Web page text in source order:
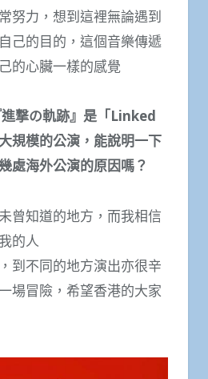
努力，想到這裡無論遇到
己的目的，這個音樂傳遞
的心臟一樣的感覺
撃の軌跡』是「Linked
規模的公演，能說明一下
處海外公演的原因嗎？
曾知道的地方，而我相信
的人
到不同的地方演出亦很辛
場冒險，希望香港的大家